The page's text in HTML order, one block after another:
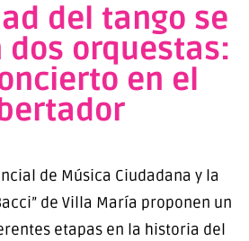
del tango se
dos orquestas:
en el
de Música Ciudadana y la
de Villa María proponen un
etapas en la historia del